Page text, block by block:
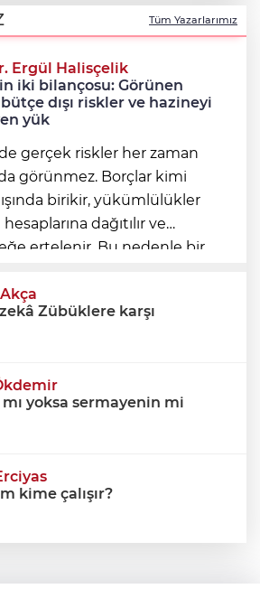
ve Bahçeli 'çerçeve yasa'yı
Tüm Yazarlarımız
Ergül Halisçelik
iki bilançosu: Görünen
dışı riskler ve hazineyi
yük
gerçek riskler her zaman
görünmez. Borçlar kimi
birikir, yükümlülükler
dağıtılır ve
ertelenir. Bu nedenle bir
veya resmi borç stok
Zübüklere karşı
mı yoksa sermayenin mi
kime çalışır?
gölgesinde engellilik,